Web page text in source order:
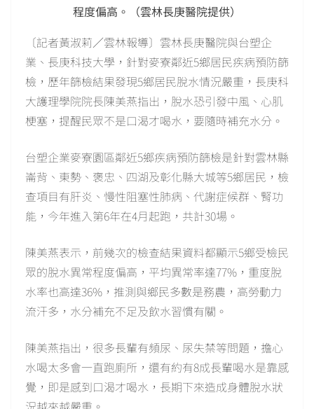
程度偏高。（雲林長庚醫院提供）
〔記者黃淑莉／雲林報導〕雲林長庚醫院與台塑企
業、長庚科技大學，針對麥寮鄰近5鄉居民疾病預防篩
檢，歷年篩檢結果發現5鄉居民脫水情況嚴重，長庚科
大護理學院院長陳美燕指出，脫水恐引發中風、心肌
梗塞，提醒民眾不是口渴才喝水，要隨時補充水分。
台塑企業麥寮園區鄰近5鄉疾病預防篩檢是針對雲林縣
崙背、東勢、褒忠、四湖及彰化縣大城等5鄉居民，檢
查項目有肝炎、慢性阻塞性肺病、代謝症候群、腎功
能，今年進入第6年在4月起跑，共計30場。
陳美燕表示，前幾次的檢查結果資料都顯示5鄉受檢民
眾的脫水異常程度偏高，平均異常率達77%，重度脫
水率也高達36%，推測與鄉民多數是務農，高勞動力
流汗多，水分補充不足及飲水習慣有關。
陳美燕指出，很多長輩有頻尿、尿失禁等問題，擔心
水喝太多會一直跑廁所，還有約有8成長輩喝水是靠感
覺，即是感到口渴才喝水，長期下來造成身體脫水狀